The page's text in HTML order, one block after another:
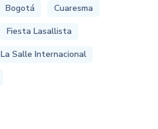
Bogotá
Cuaresma
Fiesta Lasallista
La Salle Internacional